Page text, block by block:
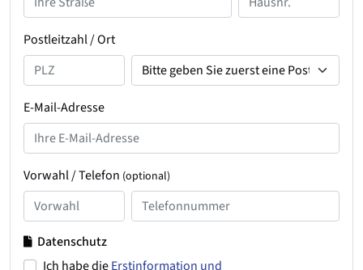
Postleitzahl / Ort
E-Mail-Adresse
Vorwahl / Telefon (optional)
Datenschutz
Ich habe dieErstinformation und